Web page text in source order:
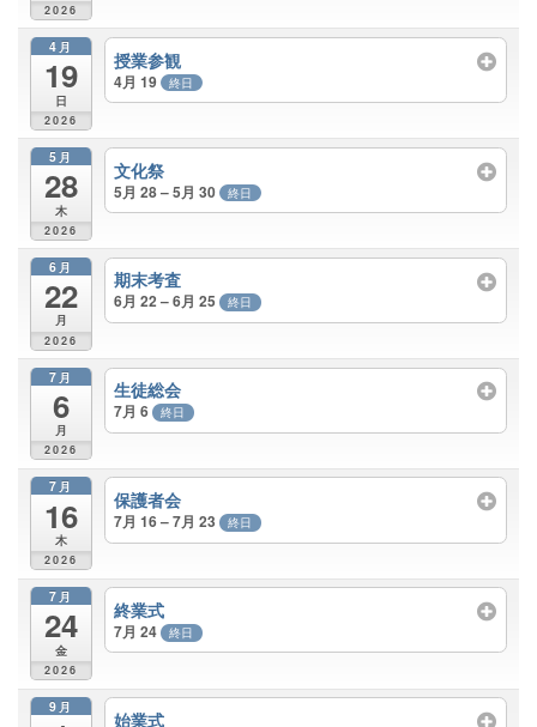
2026
4月
19
日
2026
授業参観
4月 19 終日
5月
28
木
2026
文化祭
5月 28 – 5月 30 終日
6月
22
月
2026
期末考査
6月 22 – 6月 25 終日
7月
6
月
2026
生徒総会
7月 6 終日
7月
16
木
2026
保護者会
7月 16 – 7月 23 終日
7月
24
金
2026
終業式
7月 24 終日
9月
始業式